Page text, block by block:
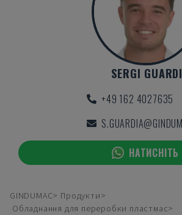
SERGI
+49 162 4027635
НАТИСНІТЬ
GINDUMAC
Продукти
Обладнання для переробки пластмас